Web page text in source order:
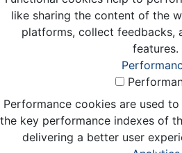
like sharing the content of the
platforms, collect feedbacks,
features.
Performance cookies are used
the key performance indexes of
delivering a better user